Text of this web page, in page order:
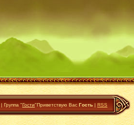
| Группа "Гости"Приветствую Вас Гость | RSS